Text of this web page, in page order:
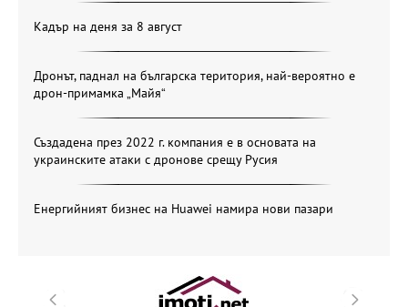
Кадър на деня за 8 август
Дронът, паднал на българска територия, най-вероятно е
дрон-примамка „Майя“
Създадена през 2022 г. компания е в основата на
украинските атаки с дронове срещу Русия
Енергийният бизнес на Huawei намира нови пазари